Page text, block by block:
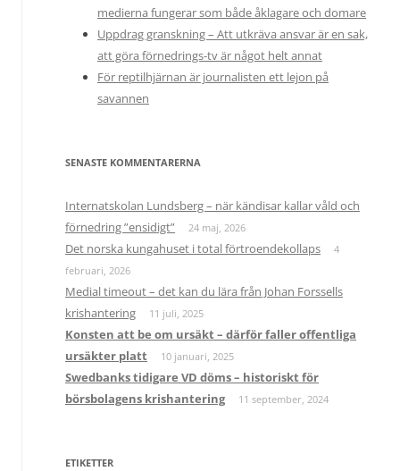
medierna fungerar som både åklagare och domare
Uppdrag granskning – Att utkräva ansvar är en sak,
att göra förnedrings-tv är något helt annat
För reptilhjärnan är journalisten ett lejon på
savannen
SENASTE KOMMENTARERNA
Internatskolan Lundsberg – när kändisar kallar våld och
förnedring ”ensidigt”
24 maj, 2026
Det norska kungahuset i total förtroendekollaps
4
februari, 2026
Medial timeout – det kan du lära från Johan Forssells
krishantering
11 juli, 2025
Konsten att be om ursäkt – därför faller offentliga
ursäkter platt
10 januari, 2025
Swedbanks tidigare VD döms – historiskt för
börsbolagens krishantering
11 september, 2024
ETIKETTER